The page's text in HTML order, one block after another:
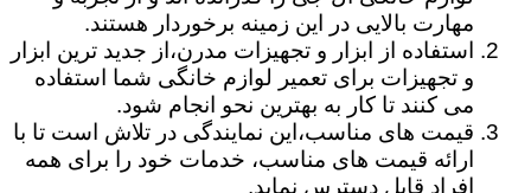
مهارت بالایی در این زمینه برخوردار هستند.
استفاده از ابزار و تجهیزات مدرن،از جدید ترین ابزار
و تجهیزات برای تعمیر لوازم خانگی شما استفاده
می کنند تا کار به بهترین نحو انجام شود.
قیمت های مناسب،این نمایندگی در تلاش است تا با
ارائه قیمت های مناسب، خدمات خود را برای همه
افراد قابل دسترس نماید.